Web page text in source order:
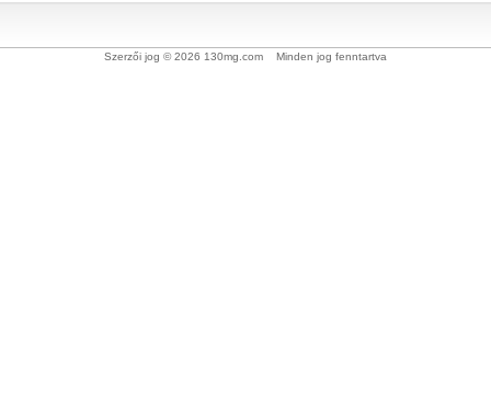
Szerzői jog © 2026 130mg.com Minden jog fenntartva